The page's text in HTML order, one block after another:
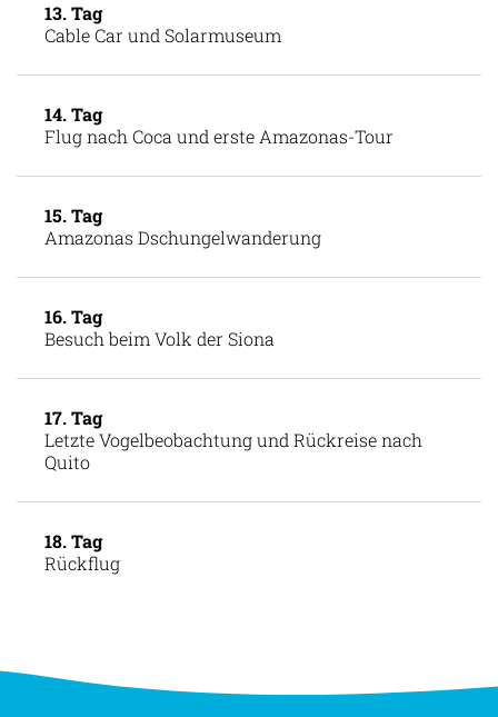
13. Tag
Cable Car und Solarmuseum
14. Tag
Flug nach Coca und erste Amazonas-Tour
15. Tag
Amazonas Dschungelwanderung
16. Tag
Besuch beim Volk der Siona
17. Tag
Letzte Vogelbeobachtung und Rückreise nach
Quito
18. Tag
Rückflug